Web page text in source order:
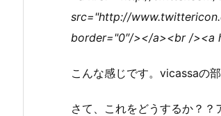
src="http://
border="0″/></a><br /><a
こんな感じです。vicassaの
さて、これをどうするか？？